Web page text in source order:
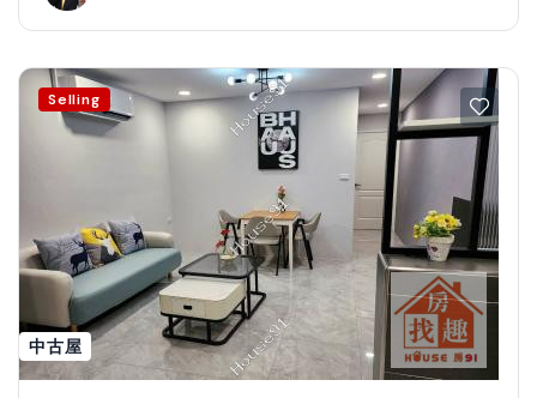
Selling
中古屋